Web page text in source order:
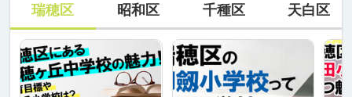
瑞穂区 昭和区 千種区 天白区